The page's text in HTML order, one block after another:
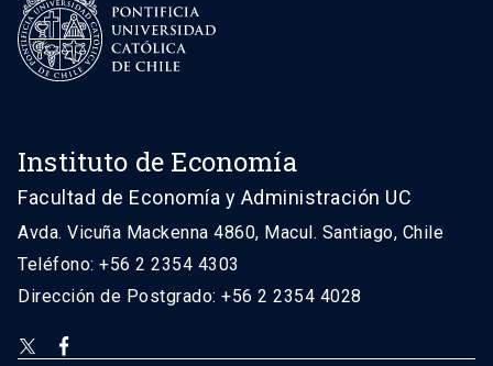
Instituto de Economía
Facultad de Economía y Administración UC
Avda. Vicuña Mackenna 4860, Macul. Santiago, Chile
Teléfono: +56 2 2354 4303
Dirección de Postgrado: +56 2 2354 4028